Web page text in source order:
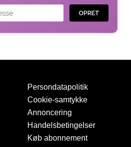
OPRET
oprettelsen
Persondatapolitik
Cookie-samtykke
Annoncering
Handelsbetingelser
Køb abonnement